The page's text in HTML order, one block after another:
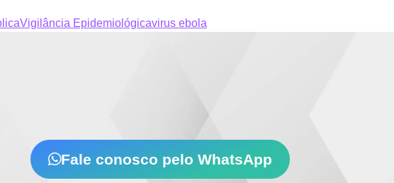
Vigilância Epidemiológicavirus ebola
Fale conosco pelo WhatsApp